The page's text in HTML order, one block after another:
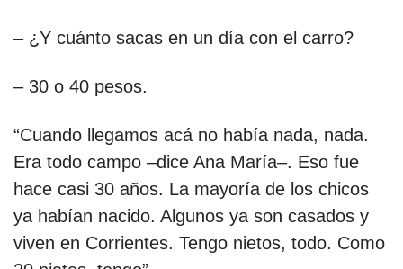
– ¿Y cuánto sacas en un día con el carro?
– 30 o 40 pesos.
“Cuando llegamos acá no había nada, nada.
Era todo campo –dice Ana María–. Eso fue
hace casi 30 años. La mayoría de los chicos
ya habían nacido. Algunos ya son casados y
viven en Corrientes. Tengo nietos, todo. Como